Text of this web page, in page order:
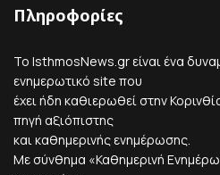
Πληροφορίες
Το IsthmosNews.gr είναι ένα
ενημερωτικό site που
έχει ήδη καθιερωθεί στην
πηγή αξιόπιστης
και καθημερινής ενημέρωσης.
Με σύνθημα «Καθημερινή